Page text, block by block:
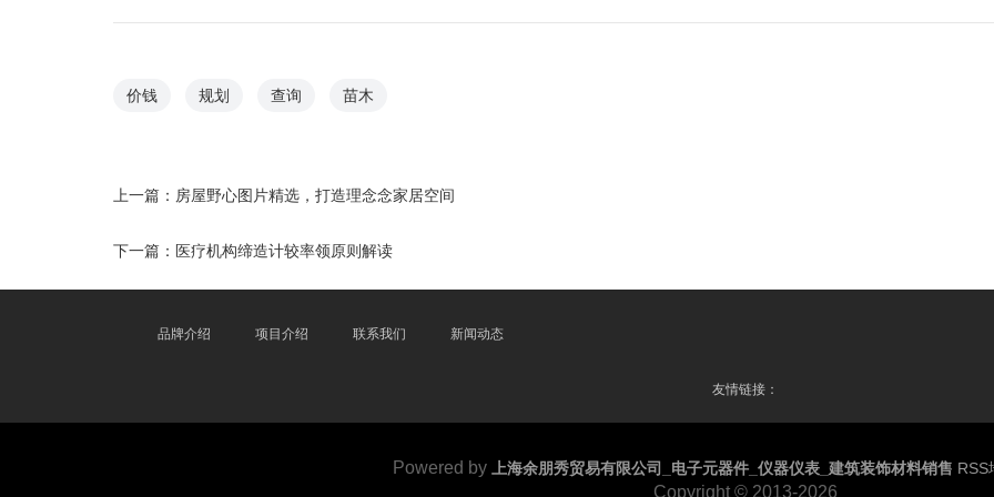
价钱 规划 查询 苗木
上一篇： 房屋野心图片精选，打造理念念家居空间
下一篇： 医疗机构缔造计较率领原则解读
品牌介绍 项目介绍 联系我们 新闻动态
友情链接：
Powered by 上海余朋秀贸易有限公司_电子元器件_仪器仪表_建筑装饰材料销售 RSS
Copyright © 2013-2026